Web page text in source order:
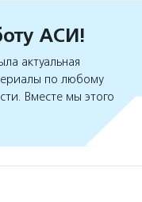
АСИ!
актуальная
по любому
Вместе мы этого